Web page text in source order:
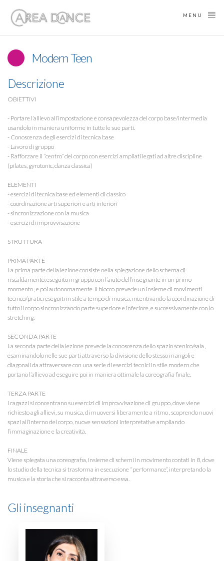
MENU
Modern Teen
Descrizione
OBIETTIVI
- Portare l’allievo all’impostazione e consapevolezza del corpo base/intermedia
usandolo in maniera uniforme in tutte le sue parti.
- Conoscenza degli esercizi di tecnica base
- Lavoro di gruppo
- Rafforzare il “centro” del corpo con esercizi ampliati legati ad altre discipline
(pilates, gyrotonic, danza classica)
ELEMENTI
- esercizi di tecnica base ed elementi di classico
- coordinazione arti superiori e arti inferiori
- sincronizzazione con la musica
- esercizi di improvvisazione
STRUTTURA
PRIMA PARTE
La prima parte della lezione consiste nella spiegazione dello schema di
riscaldamento, eseguito in gruppo con l’aiuto dell’insegnante in un primo
momento , e poi autonomamente. Il blocco prevede un insieme di movimenti
tecnico/pratici eseguiti in stile a tempo di musica, incentivando la coordinazione di
tutto il corpo sincronizzando parte superiore e inferiore, e successivamente con lo
stretching.
SECONDA PARTE
La seconda parte della lezione prevede la conoscenza dello spazio scenico/sala ,
esaminandolo nelle sue parti attraverso la divisione dello stesso in angoli e
diagonali da attraversare con una serie di esercizi tecnici in stile modern che
portano l’allievo ad eseguire poi in maniera ottimale la coreografia finale.
TERZA PARTE
I ragazzi si concentrano su esercizi di improvvisazione di gruppo, dove viene
richiesto agli allievi, su musica, di muoversi liberamente a ritmo , scoprendo nuovi
spazi all’interno del corpo, nuove sensazioni interpretative ampliando
l’immaginazione e la creatività.
FINALE
Viene spiegata una coreografia, insieme di schemi in movimento contati in 8, dove
lo studio della tecnica si trasforma in esecuzione “performance”, interpretando la
musica e la storia che si racconta attraverso essa.
Gli insegnanti